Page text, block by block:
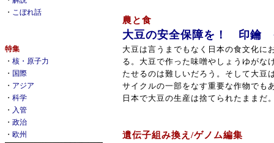
・ こぼれ話
特集
・ 核・原子力
・ 国際
・ アジア
・ 科学
・ 入管
・ 政治
・ 欧州
農と食
大豆の安全保障を！ 印鑰
大豆は言うまでもなく日本の食文化に
る。大豆で作った味噌やしょうゆがな
たせるのは難しいだろう。そして大豆
サイクルの一部をなす重要な作物でも
日本で大豆の生産は捨てられたままだ
遺伝子組み換え/ゲノム編集